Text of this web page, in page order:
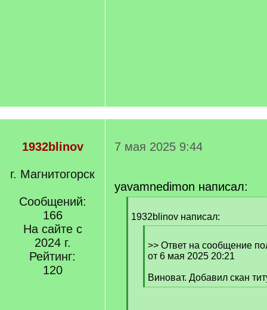
1932blinov
г. Магнитогорск
Сообщений:
166
На сайте с
2024 г.
Рейтинг:
120
7 мая 2025 9:44
yavamnedimon написал:
q
1932blinov написал:
q
]
>> Ответ на сообщение
от 6 мая 2025 20:21
Виноват. Добавил скан
[